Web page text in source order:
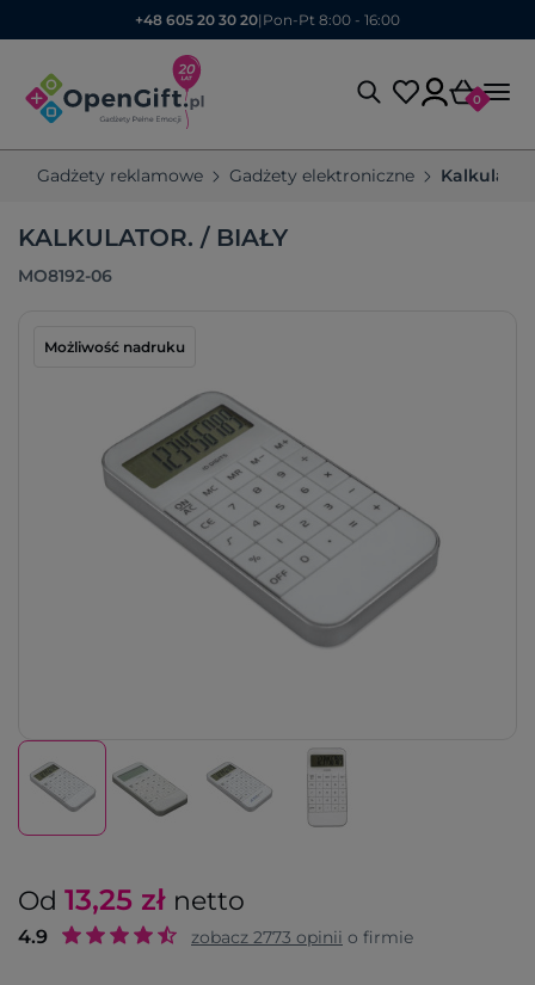
+48 605 20 30 20| Pon-Pt 8:00 - 16:00
0
Gadżety reklamowe Gadżety elektroniczne
KALKULATOR. / BIAŁY
MO8192-06
Możliwość nadruku
Od 13,25 zł netto
4.9 zobacz 2773 opinii o firmie